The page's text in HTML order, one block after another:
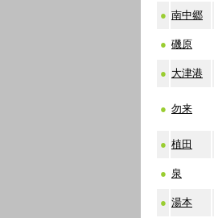
● 南中郷
● 磯原
● 大津港
● 勿来
● 植田
● 泉
● 湯本